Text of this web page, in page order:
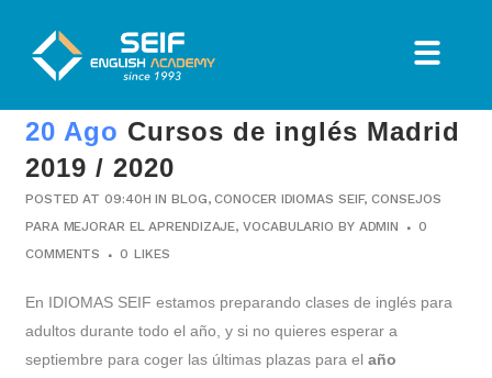
20 Ago Cursos de inglés Madrid
2019 / 2020
POSTED AT 09:40H INBLOG,CONOCER IDIOMAS SEIF,CONSEJOS
PARA MEJORAR EL APRENDIZAJE,VOCABULARIO BY ADMIN
0
COMMENTS
0 LIKES
En IDIOMAS SEIF estamos preparando clases de inglés para
adultos durante todo el año, y si no quieres esperar a
septiembre para coger las últimas plazas para el año